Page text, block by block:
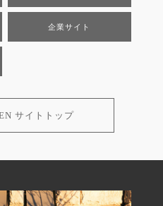
企業サイト
サイトトップ